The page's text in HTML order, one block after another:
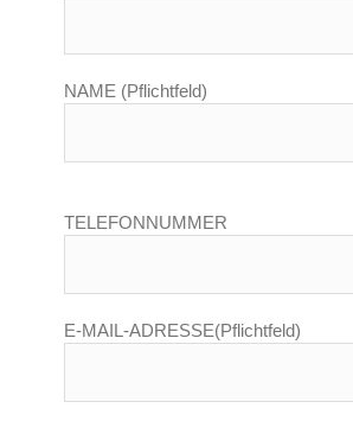
NAME (Pflichtfeld)
TELEFONNUMMER
E-MAIL-ADRESSE(Pflichtfeld)